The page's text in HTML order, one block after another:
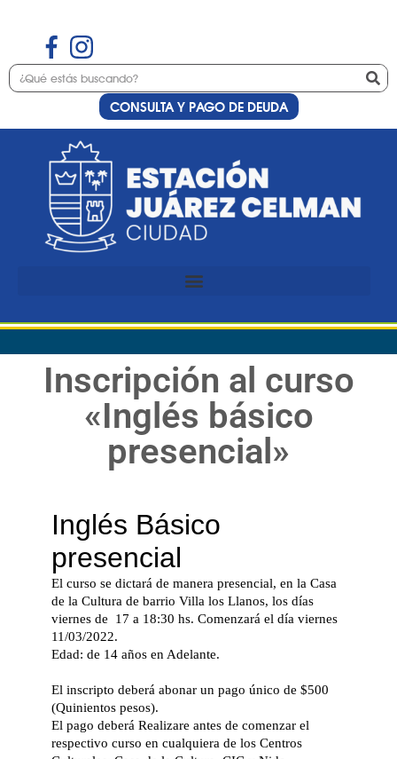
CONSULTA Y PAGO DE DEUDA
Inscripción al curso
«Inglés básico
presencial»